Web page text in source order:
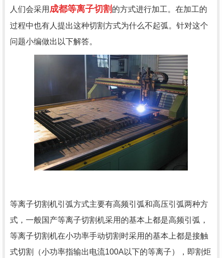
人们会采用 成都等离子切割 的方式进行加工。在加工的
过程中也有人提出这种切割方式为什么不起弧。针对这个
问题小编做出以下解答。
等离子切割机引弧方式主要有高频引弧和高压引弧两种方
式，一般国产等离子切割机采用的基本上都是高频引弧，
等离子切割机在小功率手动切割时采用的基本上都是接触
式切割（小功率指输出电流100A以下的等离子），即割炬